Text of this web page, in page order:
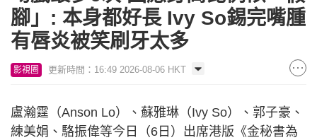
腳」: 本身都好長 Ivy So錫完嘴腫
有唇炎被笑刷牙太多
影視圈 更新時間：16:49 2026-08-06 HKT
盧瀚霆（Anson Lo）、蘇雅琳（Ivy So）、郭子豪、
練美娟、駱振偉等今日（6日）出席港版《金秘書為